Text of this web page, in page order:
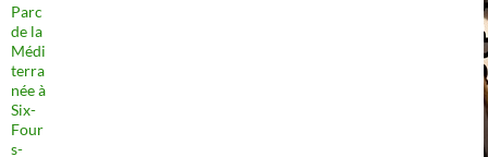
Parc
de la
Médi
terra
née à
Six-
Four
s-